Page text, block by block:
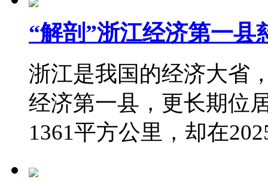
“解剖”浙江经济第一县
浙江是我国的经济大省
经济第一县，更长期位
1361平方公里，却在